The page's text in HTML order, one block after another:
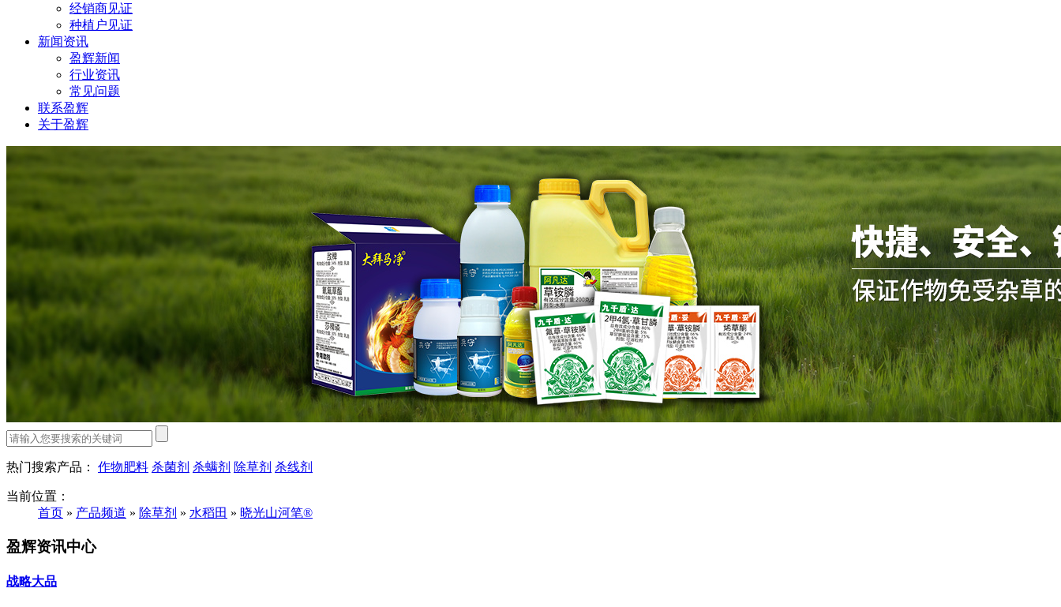
经销商见证
种植户见证
新闻资讯
盈辉新闻
行业资讯
常见问题
联系盈辉
关于盈辉
热门搜索产品： 作物肥料 杀菌剂 杀螨剂 除草剂 杀线剂
当前位置：
首页 » 产品频道 » 除草剂 » 水稻田 » 晓光山河笔®
盈辉资讯中心
战略大品